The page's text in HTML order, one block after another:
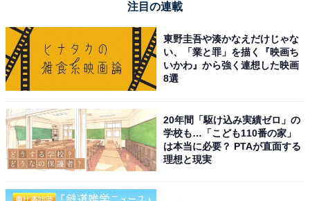
注目の連載
東野圭吾や湊かなえだけじゃな
い、「業と罪」を描く『映画ち
いかわ』から強く連想した映画
8選
20年間「駆け込み実績ゼロ」の
学校も…「こども110番の家」
は本当に必要？ PTAが直面する
理想と現実